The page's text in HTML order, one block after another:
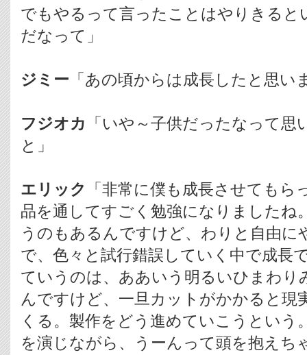
でもやるって言ったことはやりきると
だなって」
ジミー 「あの頃からは成長したと思い
フジオカ
「いや～子供だったなって思
と」
エリック
「非常に僕も成長させても
品を通してすごく勉強になりましたね
うのもあるんですけど、わりと自由に
で、色々と試行錯誤していく中で成長
ていうのは、ああいう明るいひまわり
んですけど、一旦カットがかかると現
くる。製作をどう進めていこうという
を演じながら、うーんって頭を抱えち